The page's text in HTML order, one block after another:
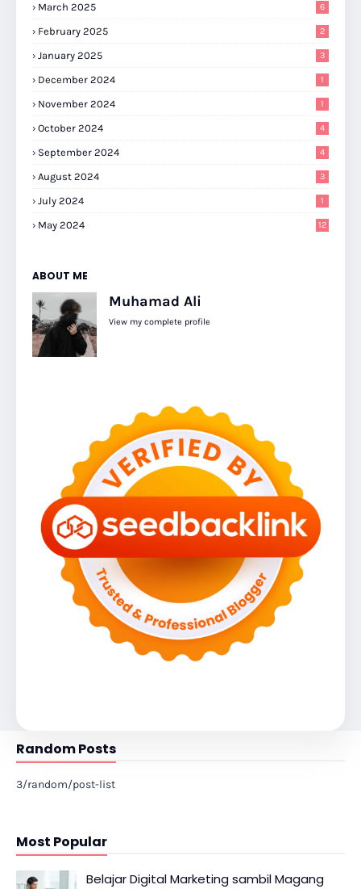
March 2025 6
February 2025 2
January 2025 3
December 2024 1
November 2024 1
October 2024 4
September 2024 4
August 2024 3
July 2024 1
May 2024 12
ABOUT ME
Muhamad Ali
View my complete profile
Random Posts
3/random/post-list
Most Popular
Belajar Digital Marketing sambil Magang